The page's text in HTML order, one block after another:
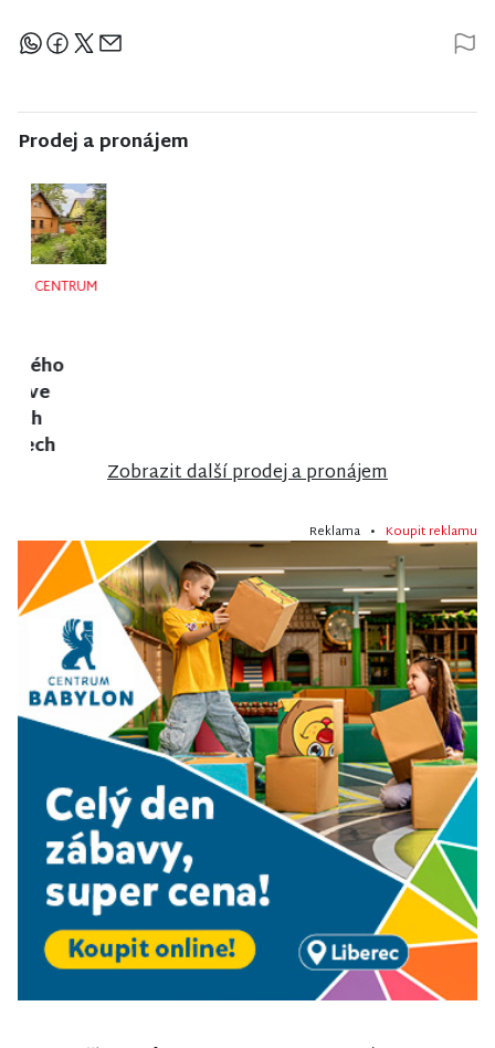
Sdílejte článek
Prodej a pronájem
NISA CENTRUM
2+1 v Jilemnici
Zobrazit další prodej a pronájem
Reklama • Koupit reklamu